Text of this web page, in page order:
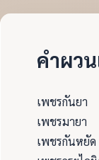
คำผว
เพชรกันยา
เพชรมายา
เพชรกันหยัด